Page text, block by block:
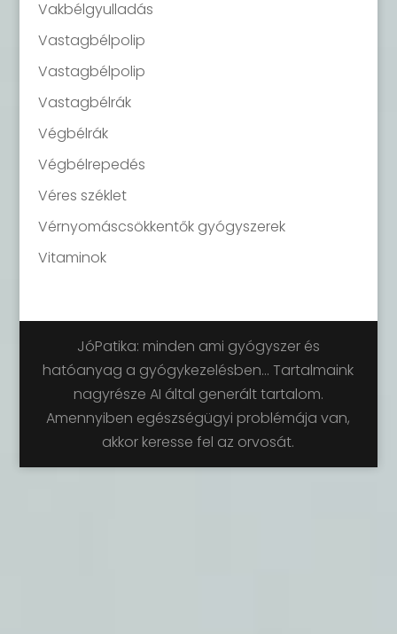
Vakbélgyulladás
Vastagbélpolip
Vastagbélpolip
Vastagbélrák
Végbélrák
Végbélrepedés
Véres széklet
Vérnyomáscsökkentők gyógyszerek
Vitaminok
JóPatika: minden ami gyógyszer és
hatóanyag a gyógykezelésben... Tartalmaink
nagyrésze AI által generált tartalom.
Amennyiben egészségügyi problémája van,
akkor keresse fel az orvosát.